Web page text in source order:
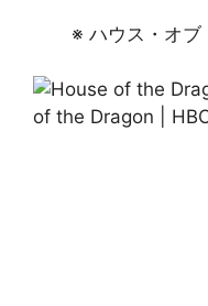
※ ハウス・オブ